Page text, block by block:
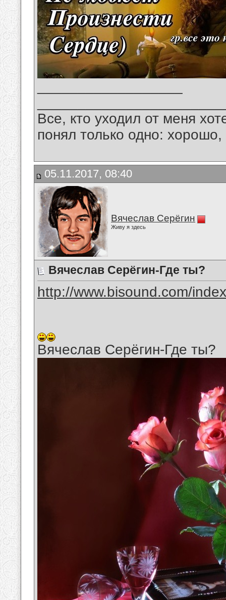
Все, кто уходил от меня
понял только одно:
05.11.2017, 08:40
Вячеслав Серёгин
Живу я здесь
Вячеслав Серёгин-Где ты?
http://www.bisound.com/
Вячеслав Серёгин-Где ты?